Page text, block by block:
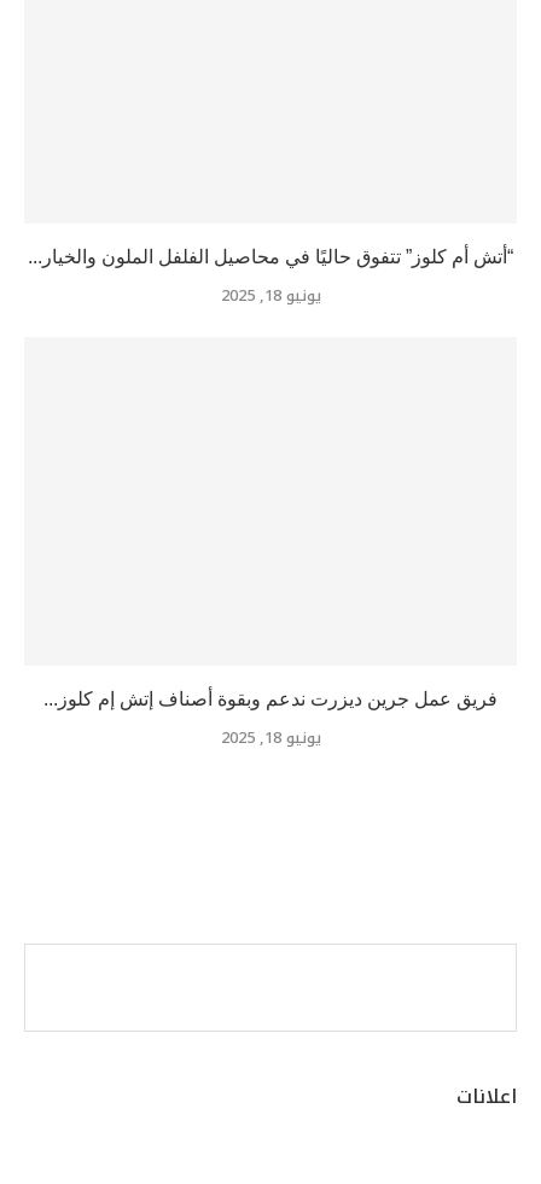
“أتش أم كلوز” تتفوق حاليًا في محاصيل الفلفل الملون والخيار...
يونيو 18, 2025
فريق عمل جرين ديزرت ندعم وبقوة أصناف إتش إم كلوز...
يونيو 18, 2025
اعلانات